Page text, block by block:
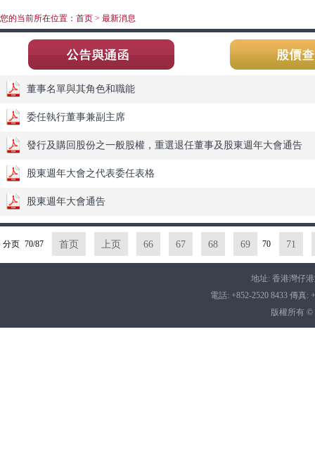
您的当前所在位置：首页 > 最新消息
董事名單與其角色和職能
委任執行董事兼副主席
發行及購回股份之一般股權，重選退任董事及股東週年大會通告
股東週年大會之代表委任表格
股東週年大會通告
分页 70/87 首页 上页 66 67 68 69 70 71
地址: 香港灣仔
電話: +852-2520 8433 傳真:
版權所有 ©